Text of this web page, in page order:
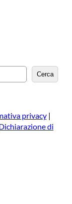
Cerca
privacy|
di